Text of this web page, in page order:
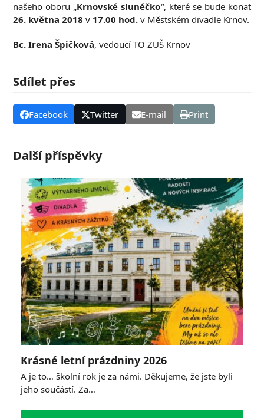
našeho oboru „Krnovské slunéčko“, které se bude konat
26. května 2018 v 17.00 hod. v Městském divadle Krnov.
Bc. Irena Špičková, vedoucí TO ZUŠ Krnov
Sdílet přes
Facebook Twitter E-mail Print
Další příspěvky
Krásné letní prázdniny 2026
A je to… školní rok je za námi. Děkujeme, že jste byli
jeho součástí. Za…